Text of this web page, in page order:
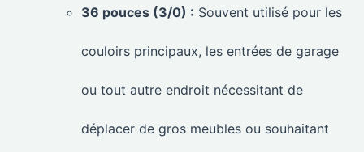
36 pouces (3/0) : Souvent utilisé pour les
couloirs principaux, les entrées de garage
ou tout autre endroit nécessitant de
déplacer de gros meubles ou souhaitant